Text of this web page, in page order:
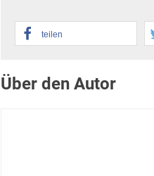
teilen
Über den Autor